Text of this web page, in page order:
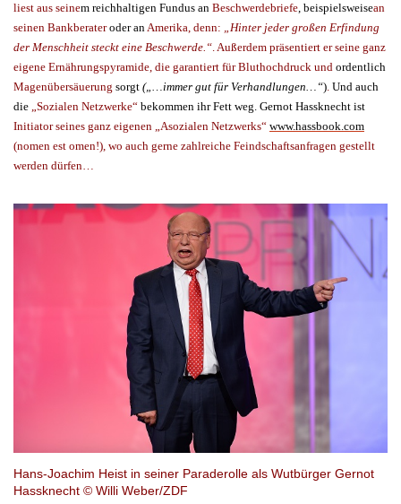
liest aus seinem reichhaltigen Fundus an Beschwerdebriefe beispielsweisean
seinen Bankberateroder an Amerika, denn:
„Hinter jeder großen Erfindung
der Menschheit steckt eine Beschwerde.“ . Außerdem präsentiert er seine ganz
eigene Ernährungspyramide, die garantiert für Bluthochdruck und ordentlich
Magenübersäuerung sorgt („…immer gut für Verhandlungen…“) Und auch
die „Sozialen Netzwerke“ bekommen ihr Fett weg. Gernot Hassknecht ist
Initiator seines ganz eigenen „Asozialen Netzwerks“ www.hassbook.com
(nomen est omen!), wo auch gerne zahlreiche Feindschaftsanfragen gestellt
werden dürfen…
Hans-Joachim Heist in seiner Paraderolle als Wutbürger Gernot
Hassknecht © Willi Weber/ZDF